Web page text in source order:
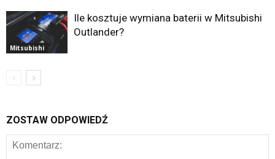
Mitsubishi
Ile kosztuje wymiana baterii w Mitsubishi
Outlander?
ZOSTAW ODPOWIEDŹ